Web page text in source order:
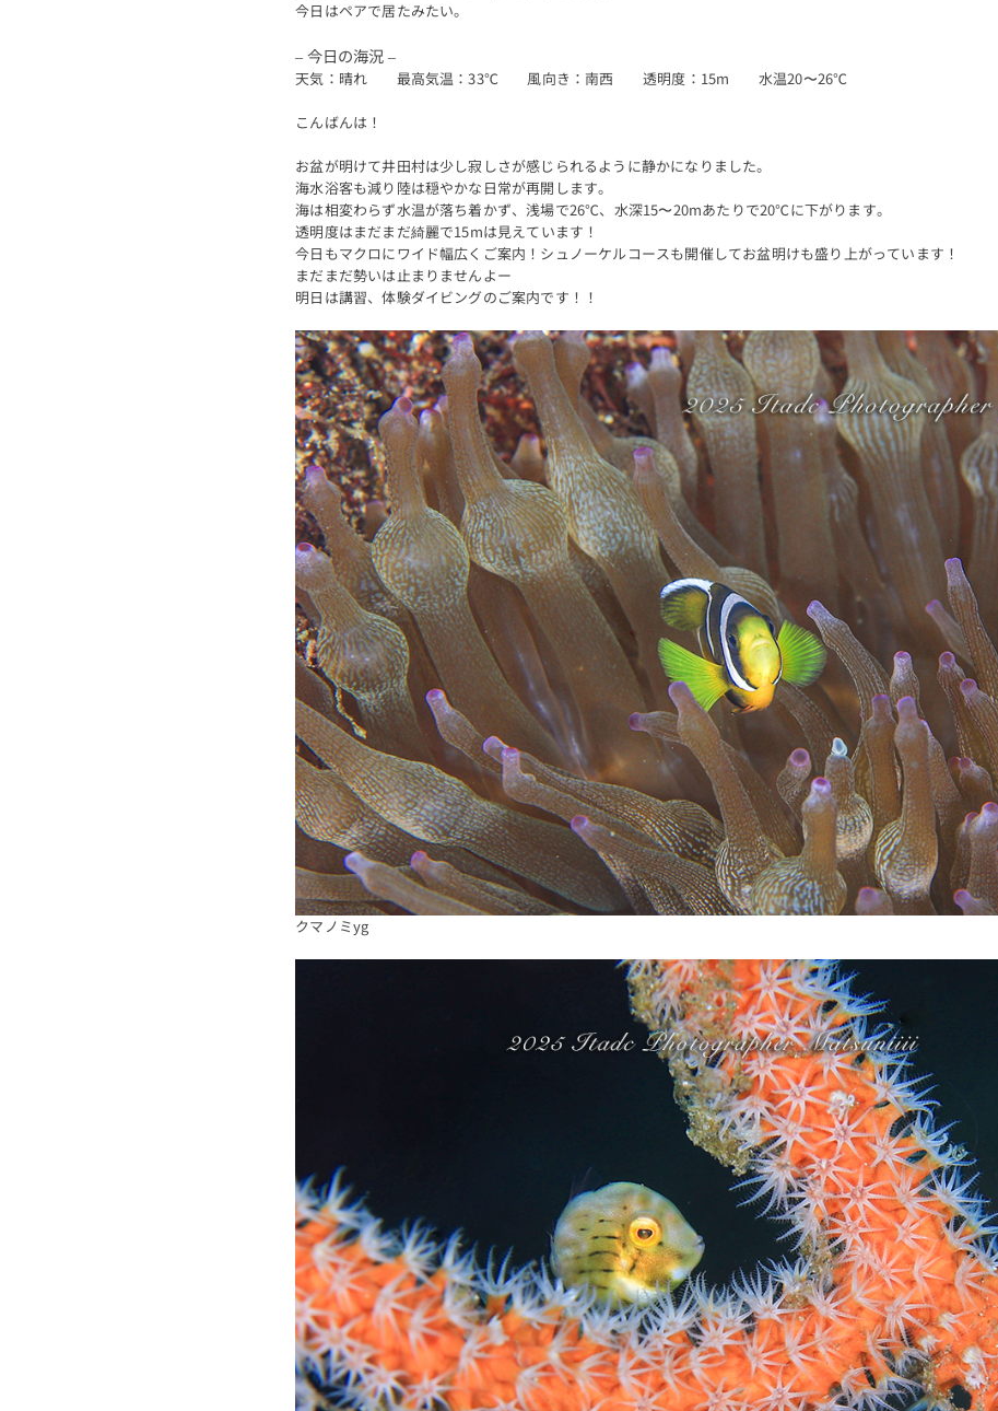
今日はペアで居たみたい。
– 今日の海況 –
天気：晴れ 最高気温：33℃ 風向き：南西 透明度：15m 水温20〜26℃
こんばんは！
お盆が明けて井田村は少し寂しさが感じられるように静かになりました。
海水浴客も減り陸は穏やかな日常が再開します。
海は相変わらず水温が落ち着かず、浅場で26℃、水深15〜20mあたりで20℃に下がります。
透明度はまだまだ綺麗で15mは見えています！
今日もマクロにワイド幅広くご案内！シュノーケルコースも開催してお盆明けも盛り上がっています！
まだまだ勢いは止まりませんよー
明日は講習、体験ダイビングのご案内です！！
クマノミyg